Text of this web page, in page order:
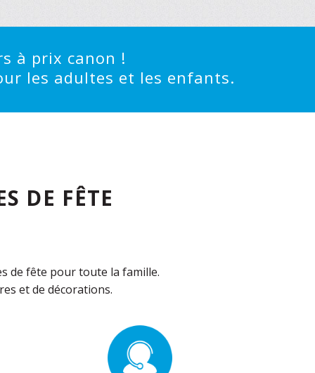
à prix canon !
les adultes et les enfants.
DE FÊTE
de fête pour toute la famille.
et de décorations.